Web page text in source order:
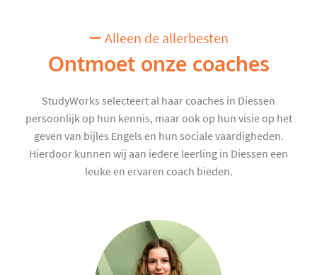
Alleen de allerbesten
Ontmoet onze coaches
StudyWorks selecteert al haar coaches in Diessen
persoonlijk op hun kennis, maar ook op hun visie op het
geven van bijles Engels en hun sociale vaardigheden.
Hierdoor kunnen wij aan iedere leerling in Diessen een
leuke en ervaren coach bieden.